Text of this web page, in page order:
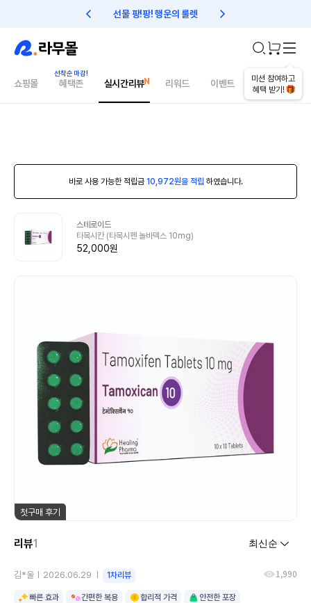
선물 팡!팡! 행운의 룰렛 친구초대 1만원 리워드!
미션 참여하고
혜택 받기!
쇼핑몰 혜택존 실시간리뷰 리워드 이벤트 건강매거진
바로 사용 가능한 적립금 10,972원을 적립 하였습니다.
스테로이드
타목시칸 (타목시펜 놀바덱스 10mg)
52,000원
첫구매 후기
리뷰1
김*울 2026.06.29 1차리뷰 1,990
빠른 효과 간편한 복용 합리적 가격 안전한 포장